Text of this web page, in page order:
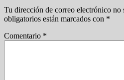
Tu dirección de correo electrónico no
obligatorios están marcados con *
Comentario *